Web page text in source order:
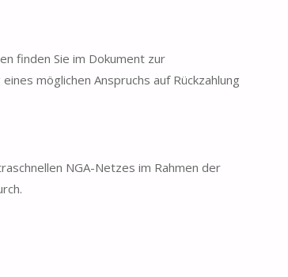
finden Sie im Dokument zur
möglichen Anspruchs auf Rückzahlung
NGA-Netzes im Rahmen der